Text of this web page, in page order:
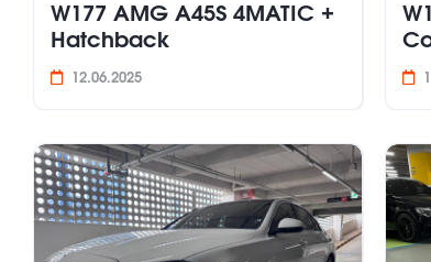
W177 AMG A45S 4MATIC +
Hatchback
12.06.2025